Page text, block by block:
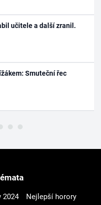
učitele a další zranil.
Smuteční řec
2024
Nejlepší horory